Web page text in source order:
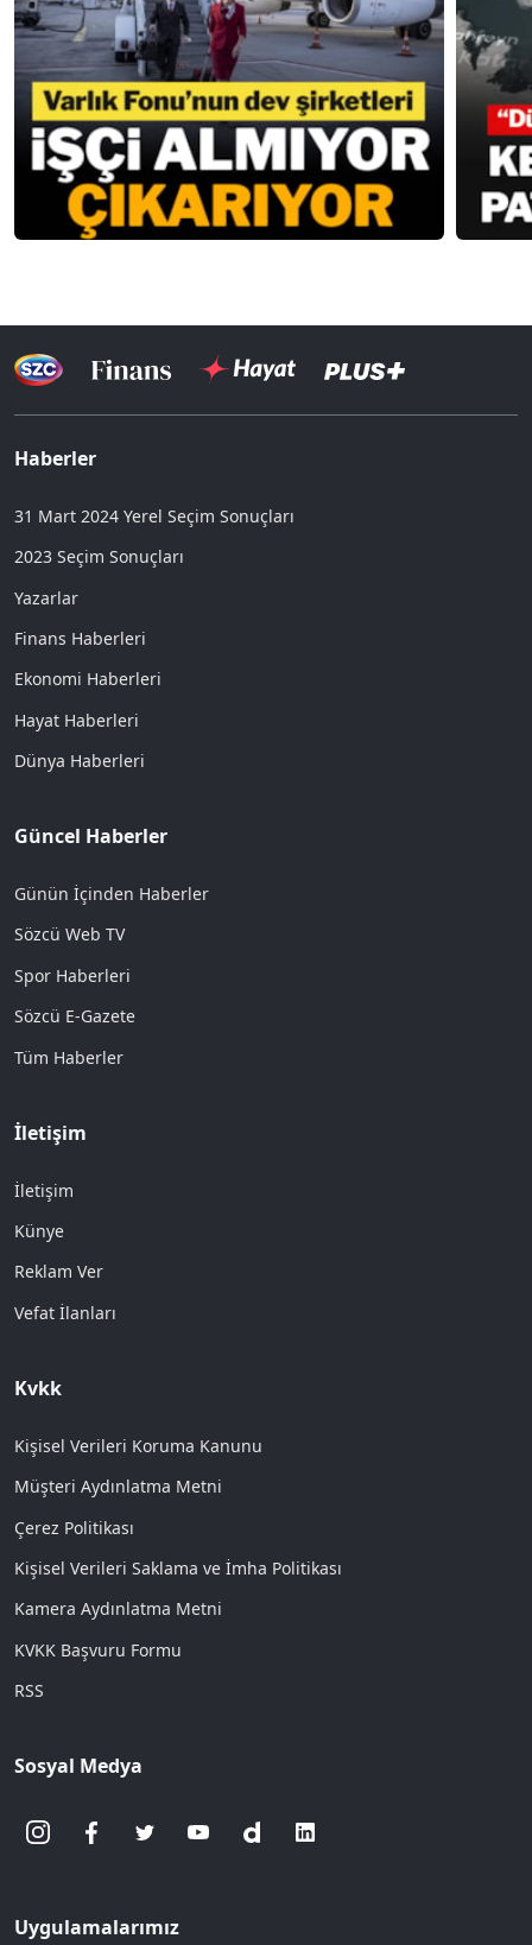
Haberler
31 Mart 2024 Yerel Seçim Sonuçları
2023 Seçim Sonuçları
Yazarlar
Finans Haberleri
Ekonomi Haberleri
Hayat Haberleri
Dünya Haberleri
Güncel Haberler
Günün İçinden Haberler
Sözcü Web TV
Spor Haberleri
Sözcü E-Gazete
Tüm Haberler
İletişim
İletişim
Künye
Reklam Ver
Vefat İlanları
Kvkk
Kişisel Verileri Koruma Kanunu
Müşteri Aydınlatma Metni
Çerez Politikası
Kişisel Verileri Saklama ve İmha Politikası
Kamera Aydınlatma Metni
KVKK Başvuru Formu
RSS
Sosyal Medya
Uygulamalarımız